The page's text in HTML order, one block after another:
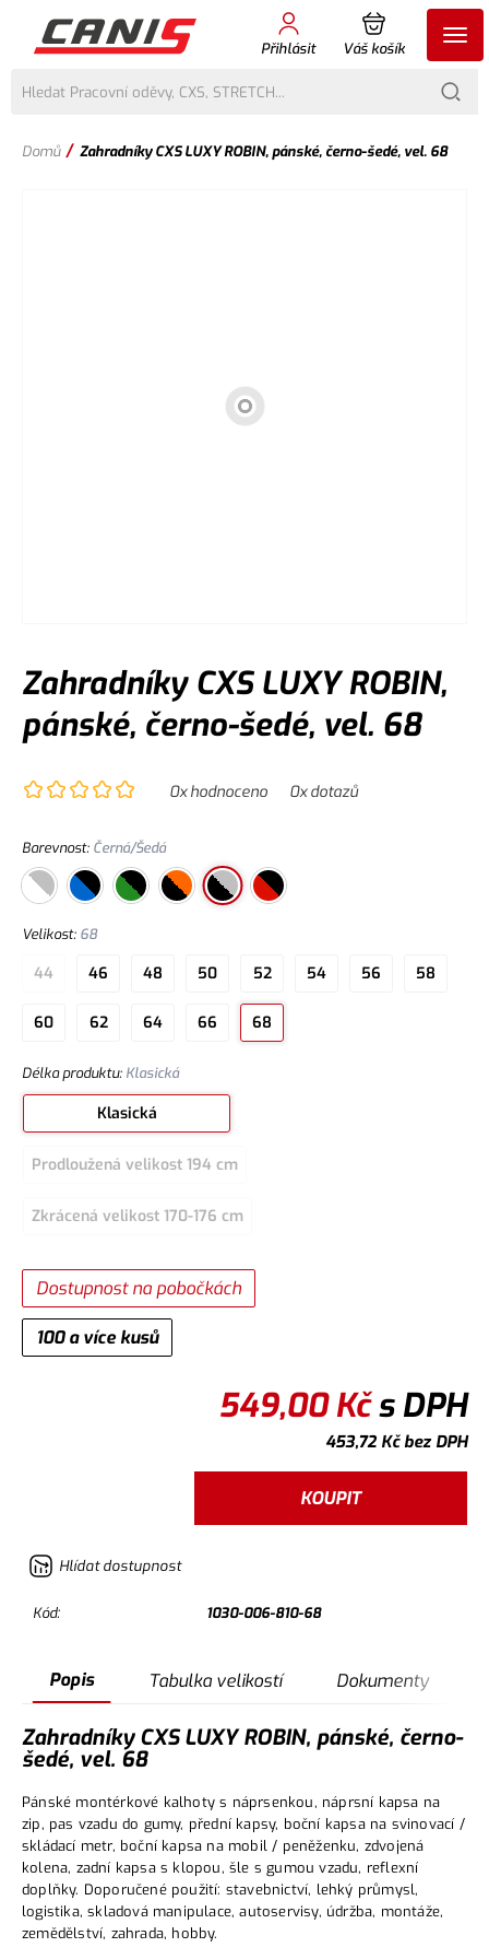
Přihlásit Váš košík
Domů / Zahradníky CXS LUXY ROBIN, pánské, černo-šedé, vel. 68
Zahradníky CXS LUXY ROBIN,
pánské, černo-šedé, vel. 68
0x hodnoceno 0x dotazů
Barevnost: Černá/Šedá
Velikost: 68
44 46 48 50 52 54 56 58
60 62 64 66 68
Délka produktu: Klasická
Klasická
Prodloužená velikost 194 cm
Zkrácená velikost 170-176 cm
100 a více kusů
Dostupnost na pobočkách
549,00Kčs DPH
453,72 Kčbez DPH
KOUPIT
Hlídat dostupnost
Kód: 1030-006-810-68
Popis Tabulka velikostí Dokumenty
Zahradníky CXS LUXY ROBIN, pánské, černo-
šedé, vel. 68
Pánské montérkové kalhoty s náprsenkou, náprsní kapsa na
zip, pas vzadu do gumy, přední kapsy, boční kapsa na svinovací /
skládací metr, boční kapsa na mobil / peněženku, zdvojená
kolena, zadní kapsa s klopou, šle s gumou vzadu, reflexní
doplňky. Doporučené použití: stavebnictví, lehký průmysl,
logistika, skladová manipulace, autoservisy, údržba, montáže,
zemědělství, zahrada, hobby.